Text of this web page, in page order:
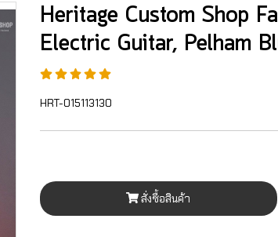
Heritage Custom Shop
Electric Guitar, Pelham
HRT-015113130
สั่งซื้อสินค้า